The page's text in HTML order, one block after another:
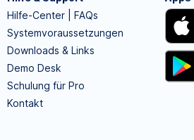
Hilfe-Center | FAQs
Systemvoraussetzungen
Downloads & Links
Demo Desk
Schulung für Pro
Kontakt